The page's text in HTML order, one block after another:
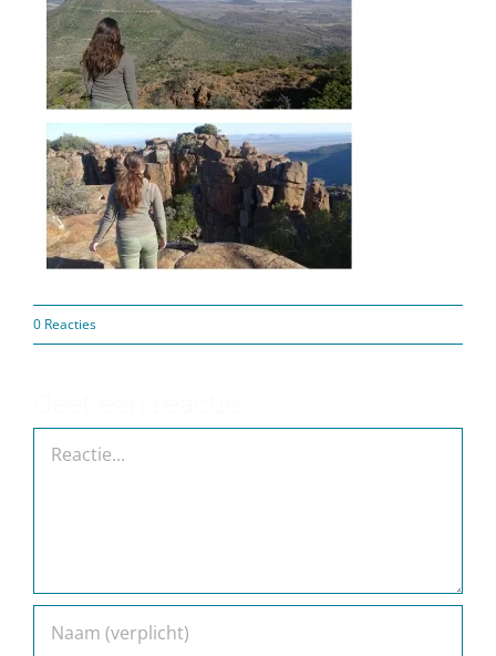
0 Reacties
Reactie